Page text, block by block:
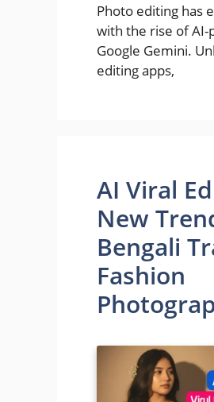
Photo editing has
with the rise of
Google Gemini.
editing apps,
AI Viral
New
Bengali
Fashion